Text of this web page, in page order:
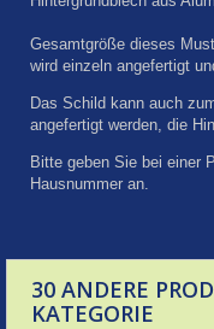
Gesamtgröße dieses
wird einzeln angefertigt
Das Schild kann auch
angefertigt werden, die
Bitte geben Sie bei einer
Hausnummer an.
30 ANDERE
KATEGORIE